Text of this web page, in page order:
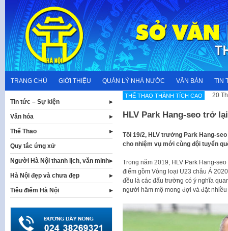
content
TRANG CHỦ GIỚI THIỆU QUẢN LÝ NHÀ NƯỚC VĂN BẢN TIN
THẾ THAO THÀNH TÍCH CAO 20
HLV Park Hang-seo trở
Tối 19/2, HLV trưởng Park Hang-
cho nhiệm vụ mới cùng đội tuyển
Trong năm 2019, HLV Park Hang-
điểm gồm Vòng loại U23 châu Á
đều là các đấu trường có ý nghĩa
người hâm mộ mong đợi và đặt nhiều
Tin tức – Sự kiện
Văn hóa
Thể Thao
Quy tắc ứng xử
Người Hà Nội thanh lịch, văn minh
Hà Nội đẹp và chưa đẹp
Tiêu điểm Hà Nội